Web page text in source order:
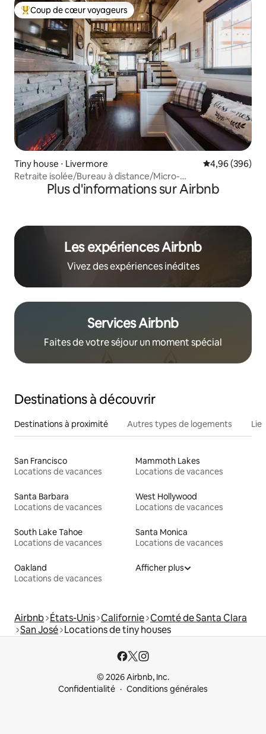
Coups de cœur voyageurs les plus appréciés
Coup de cœur voyageurs
Tiny house ⋅ Livermore Évaluation
4,96 (396)
Retraite isolée/Bureau à distance/Micro-
maison/Livermore
Plus d'informations sur Airbnb
Les expériences Airbnb
Vivez des expériences inédites
Services Airbnb
Faites de votre séjour un moment spécial
Destinations à découvrir
Destinations à proximité Autres types de logements
San Francisco
Locations de vacances
Mammoth Lakes
Locations de vacances
Santa Barbara
Locations de vacances
West Hollywood
Locations de vacances
South Lake Tahoe
Locations de vacances
Santa Monica
Locations de vacances
Oakland
Locations de vacances
Afficher plus
Airbnb États-Unis Californie Comté de Santa Clara
San José Locations de tiny houses
© 2026 Airbnb, Inc.
Confidentialité
Conditions générales